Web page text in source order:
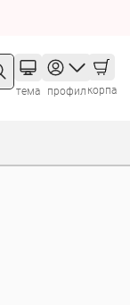
тема профил корпа